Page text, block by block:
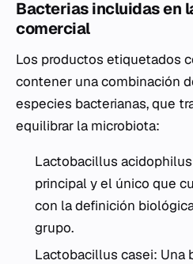
Bacterias incluidas en
comercial
Los productos etiquetados
contener una combinación
especies bacterianas, que
equilibrar la microbiota:
Lactobacillus acidophilus
principal y el único que
con la definición
grupo.
Lactobacillus casei: Una